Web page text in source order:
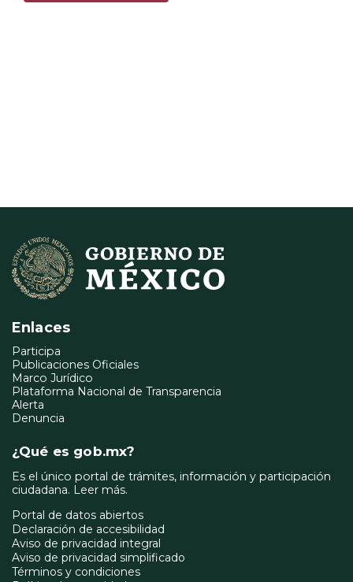
Enlaces
Participa
Publicaciones Oficiales
Marco Jurídico
Plataforma Nacional de Transparencia
Alerta
Denuncia
¿Qué es gob.mx?
Es el único portal de trámites, información y participación
ciudadana. Leer más.
Portal de datos abiertos
Declaración de accesibilidad
Aviso de privacidad integral
Aviso de privacidad simplificado
Términos y condiciones